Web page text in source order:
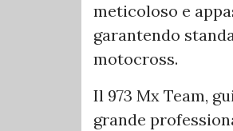
meticoloso e
garantendo
motocross.
Il 973 Mx Team,
grande